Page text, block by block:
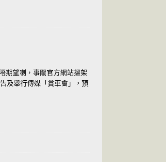
期望喇，事關官方網站搵架
及舉行傳媒「賞車會」，預